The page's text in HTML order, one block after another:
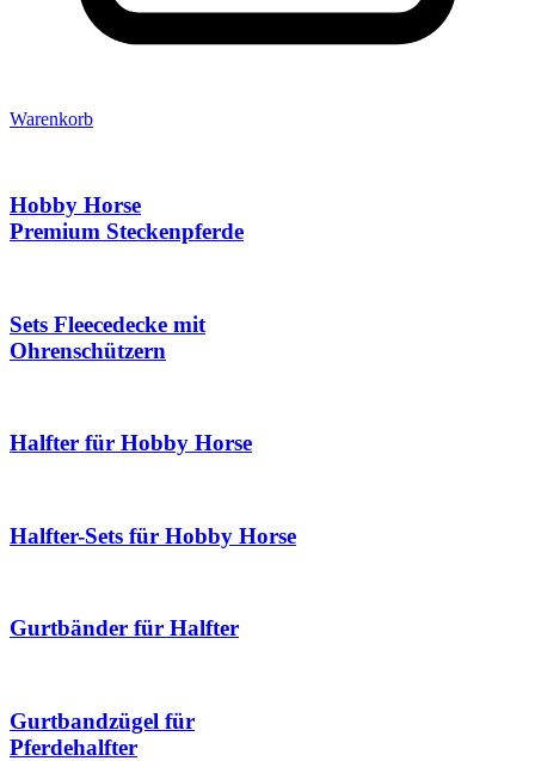
Warenkorb
Hobby Horse
Premium Steckenpferde
Sets Fleecedecke mit
Ohrenschützern
Halfter für Hobby Horse
Halfter-Sets für Hobby Horse
Gurtbänder für Halfter
Gurtbandzügel für
Pferdehalfter